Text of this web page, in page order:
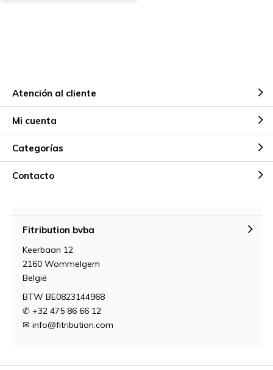
Atención al cliente
Mi cuenta
Categorías
Contacto
Fitribution bvba
Keerbaan 12
2160 Wommelgem
België
BTW BE0823144968
✆ +32 475 86 66 12
✉ info@fitribution.com